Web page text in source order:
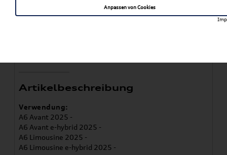
Bridgestone Blizzak LM005 R0
225/55 R18 102H XL 8,0Jx18
Artikelbeschreibung
Verwendung:
A6 Avant 2025 -
A6 Avant e-hybrid 2025 -
A6 Limousine 2025 -
A6 Limousine e-hybrid 2025 -
Anpassen von Cookies